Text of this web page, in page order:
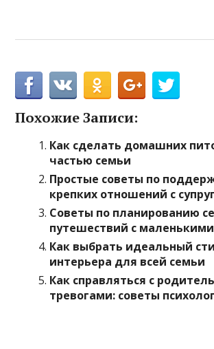
Похожие Записи:
Как сделать домашних
частью семьи
Простые советы по
крепких отношений с
Советы по планированию
путешествий с
Как выбрать идеальный
интерьера для всей семьи
Как справляться с
тревогами: советы